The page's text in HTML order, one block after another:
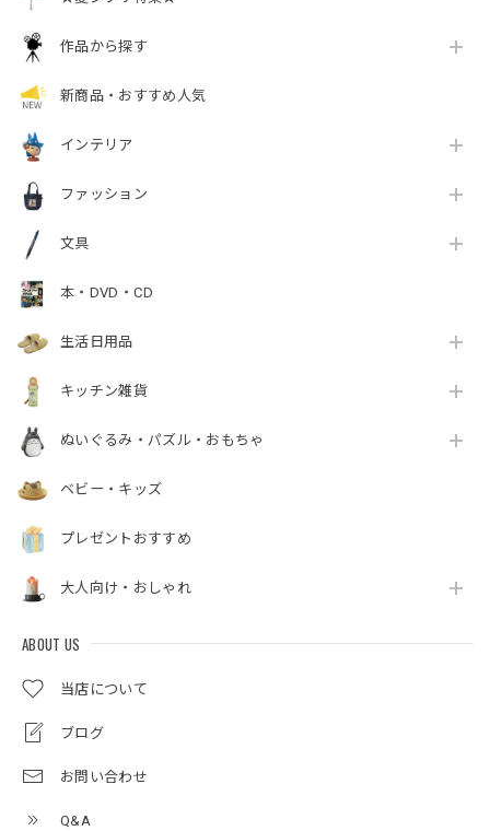
作品から探す
新商品・おすすめ人気
インテリア
ファッション
文具
本・DVD・CD
生活日用品
キッチン雑貨
ぬいぐるみ・パズル・おもちゃ
ベビー・キッズ
プレゼントおすすめ
大人向け・おしゃれ
ABOUT US
当店について
ブログ
お問い合わせ
Q&A